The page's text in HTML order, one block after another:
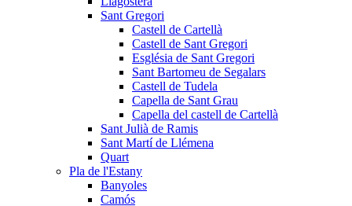
Sant Gregori
Castell de Cartellà
Castell de Sant Gregori
Església de Sant Gregori
Sant Bartomeu de Segalars
Castell de Tudela
Capella de Sant Grau
Capella del castell de Cartellà
Sant Julià de Ramis
Sant Martí de Llémena
Quart
Pla de l'Estany
Banyoles
Camós